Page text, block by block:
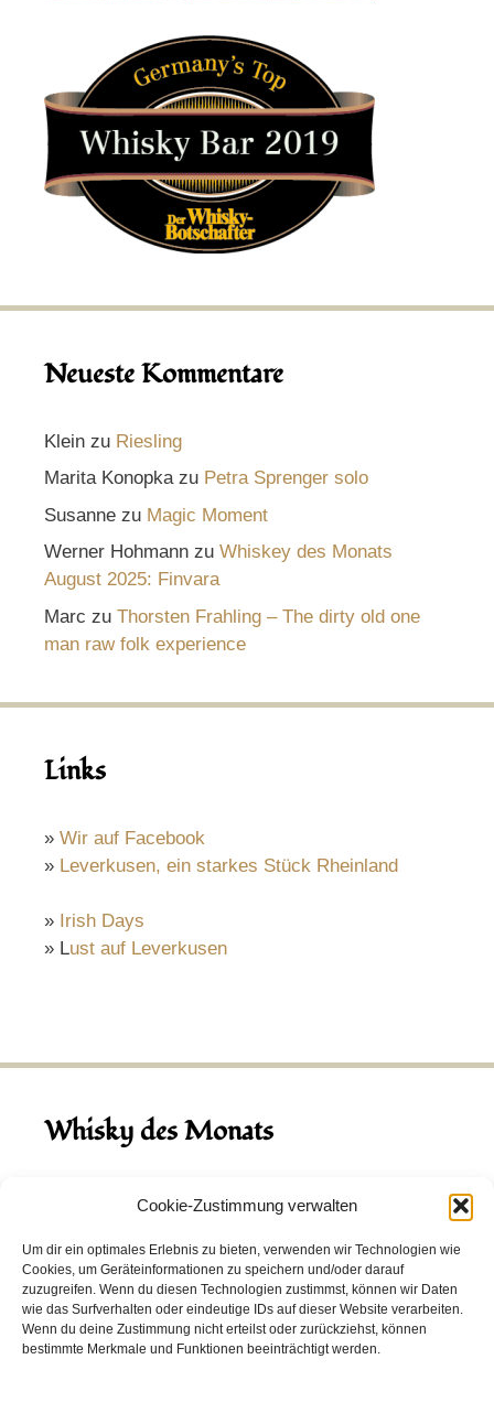
Cookie-Zustimmung verwalten
Um dir ein optimales Erlebnis zu bieten, verwenden wir Technologien wie
Cookies, um Geräteinformationen zu speichern und/oder darauf
zuzugreifen. Wenn du diesen Technologien zustimmst, können wir Daten
wie das Surfverhalten oder eindeutige IDs auf dieser Website verarbeiten.
Wenn du deine Zustimmung nicht erteilst oder zurückziehst, können
bestimmte Merkmale und Funktionen beeinträchtigt werden.
Neueste Kommentare
Klein zu Riesling
Marita Konopkazu Petra Sprenger solo
Susanne zu Magic Moment
Werner Hohmann zu Whiskey des Monats
August 2025: Finvara
Marc zu Thorsten Frahling – The dirty old one
man raw folk experience
Links
» Wir auf Facebook
» Leverkusen, ein starkes Stück Rheinland
» Irish Days
» Lust auf Leverkusen
Whisky des Monats
August 2026
Hinch Double Wood
Destillerie:Hinch(Irland)
Single Malt, 43.0%
Peated: Nein